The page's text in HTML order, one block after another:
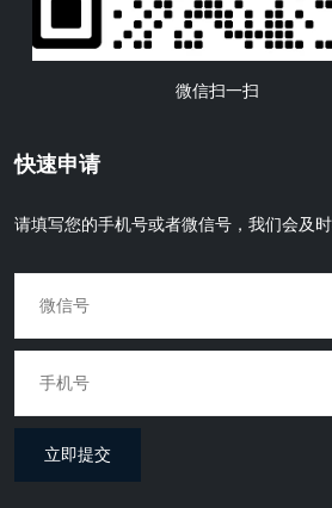
微信扫一扫
快速申请
请填写您的手机号或者微信号，我们会及
立即提交